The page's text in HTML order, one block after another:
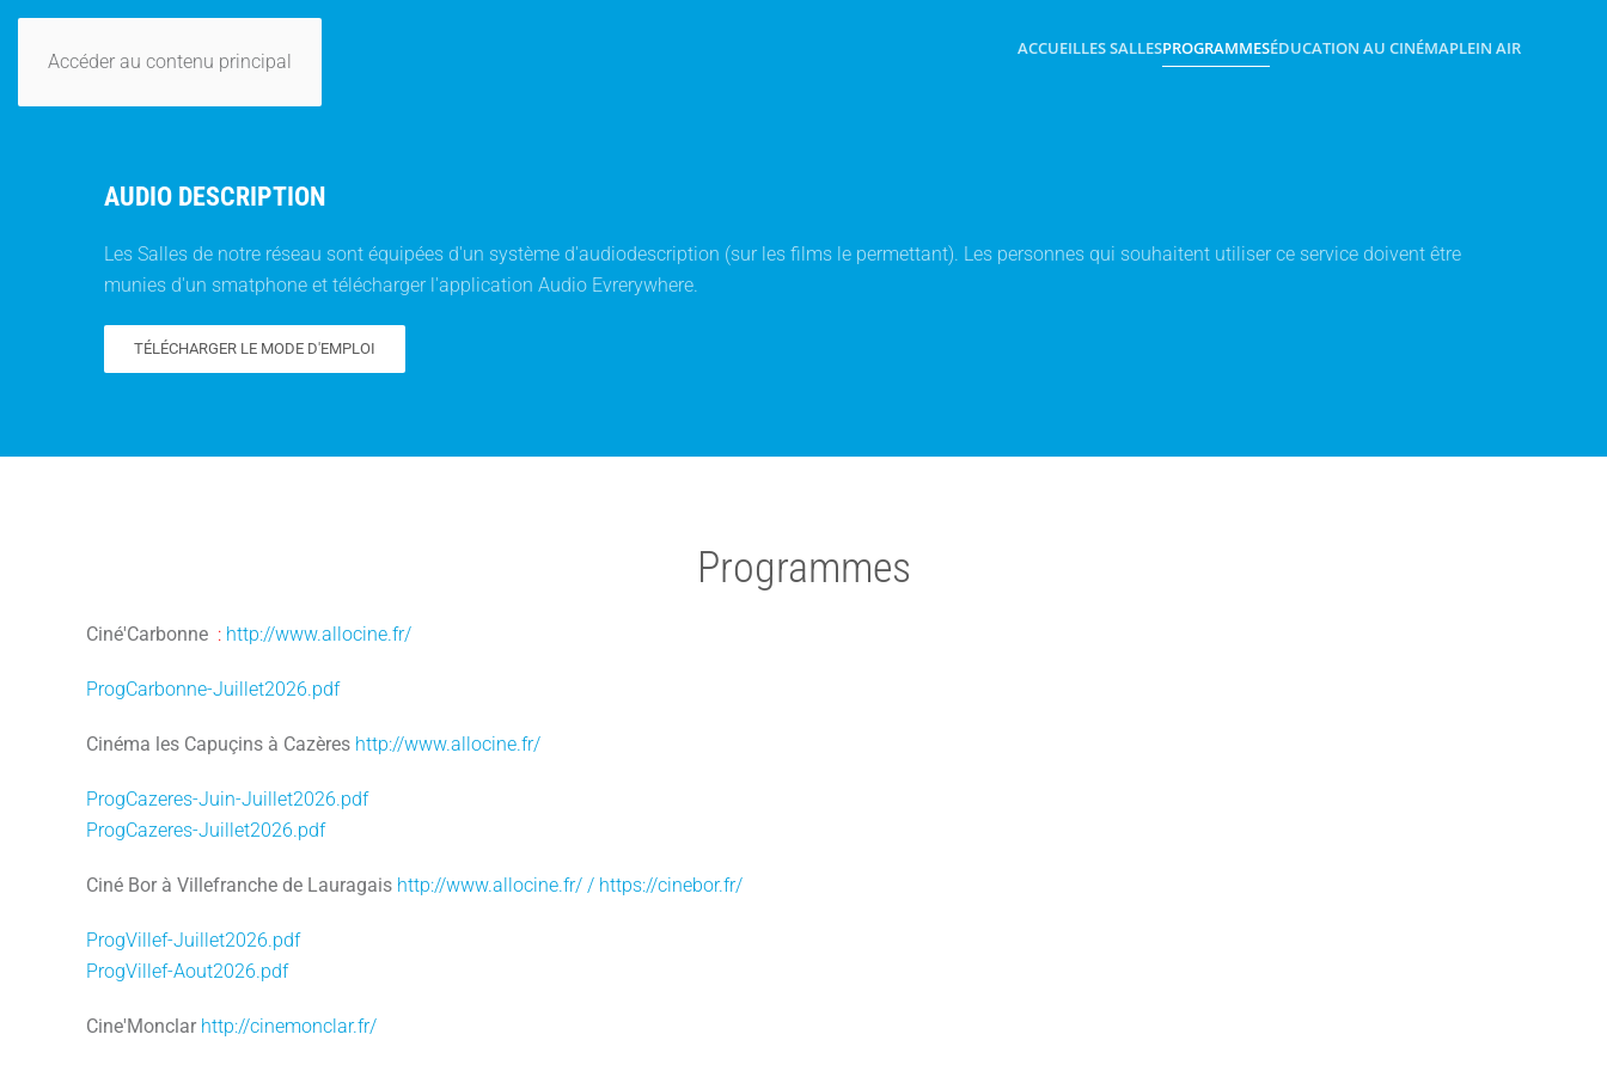
Accéder au contenu principal
ACCUEILLES SALLESPROGRAMMESÉDUCATION AU CINÉMAPLEIN AIR
AUDIO DESCRIPTION
Les Salles de notre réseau sont équipées d'un système d'audiodescription (sur les films le permettant). Les personnes qui souhaitent utiliser ce service doivent être
munies d'un smatphone et télécharger l'application Audio Evrerywhere.
TÉLÉCHARGER LE MODE D'EMPLOI
Programmes
Ciné'Carbonne : http://www.allocine.fr/
ProgCarbonne-Juillet2026.pdf
Cinéma les Capuçins à Cazères http://www.allocine.fr/
ProgCazeres-Juin-Juillet2026.pdf
ProgCazeres-Juillet2026.pdf
Ciné Bor à Villefranche de Lauragais http://www.allocine.fr/ / https://cinebor.fr/
ProgVillef-Juillet2026.pdf
ProgVillef-Aout2026.pdf
Cine'Monclar http://cinemonclar.fr/